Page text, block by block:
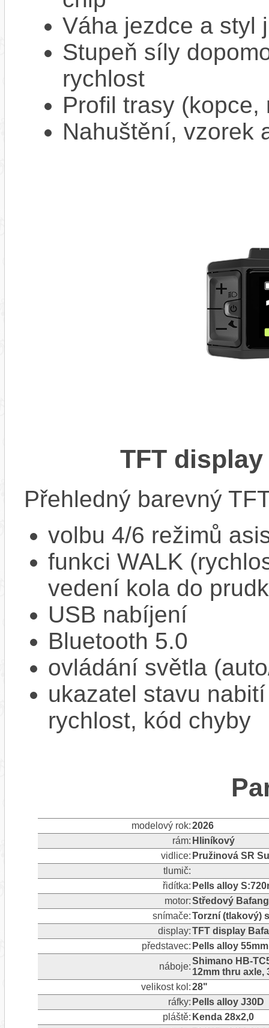
Váha jezdce a styl
Stupeň síly
rychlost
Profil trasy
Nahuštění, vzorek
TFT display
Přehledný barevný
volbu 4/6 režimů
funkci WALK
vedení kola do
USB nabíjení
Bluetooth 5.0
ovládání světla
ukazatel stavu
rychlost, kód chyby
modelový rok:2026
rám: Hliníkový
vidlice: Pružinová SR
tlumič:
řidítka: Pells alloy
motor:Středový
snímače:Torzní (tlakový)
display:TFT display
představec: Pells alloy 55mm
náboje:
Shimano HB-
12mm thru axle,
velikost kol:28"
ráfky: Pells alloy J30D
pláště: Kenda 28x2,0